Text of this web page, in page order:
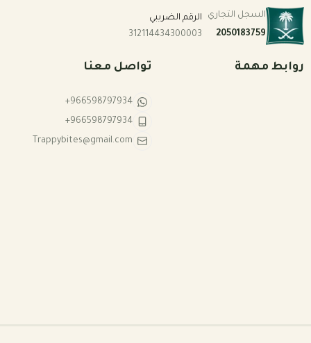
السجل التجاري
2050183759
الرقم الضريبي
312114434300003
روابط مهمة تواصل معنا
+966598797934
+966598797934
Trappybites@gmail.com